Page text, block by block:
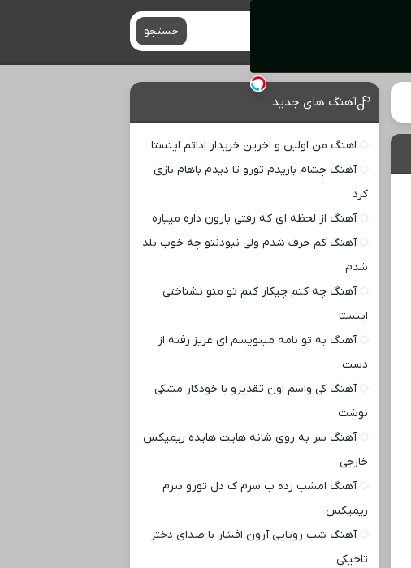
جستجو
آهنگ های جدید
اهنگ من اولین و اخرین خریدار اداتم اینستا
آهنگ چشام باریدم تورو تا دیدم باهام بازی
کرد
آهنگ از لحظه ای که رفتی بارون داره میباره
آهنگ کم حرف شدم ولی نبودنتو چه خوب بلد
شدم
آهنگ چه کنم چیکار کنم تو منو نشناختی
اینستا
آهنگ به تو نامه مینویسم ای عزیز رفته از
دست
آهنگ کی واسم اون تقدیرو با خودکار مشکی
نوشت
آهنگ سر به روی شانه هایت هایده ریمیکس
خارجی
آهنگ امشب زده ب سرم ک دل تورو ببرم
ریمیکس
آهنگ شب رویایی آرون افشار با صدای دختر
تاجیکی